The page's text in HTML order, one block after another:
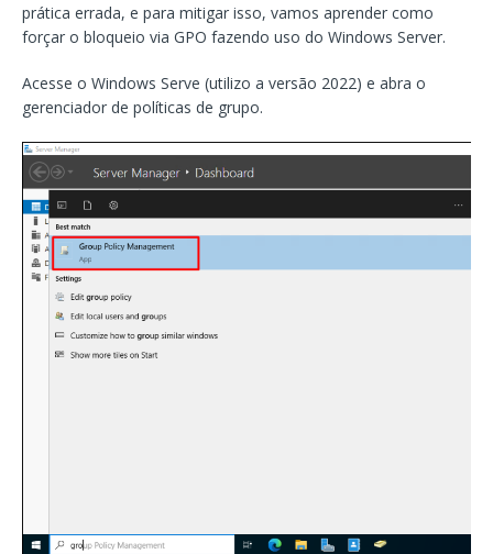
prática errada, e para mitigar isso, vamos aprender como
forçar o bloqueio via GPO fazendo uso do Windows Server.
Acesse o Windows Serve (utilizo a versão 2022) e abra o
gerenciador de políticas de grupo.